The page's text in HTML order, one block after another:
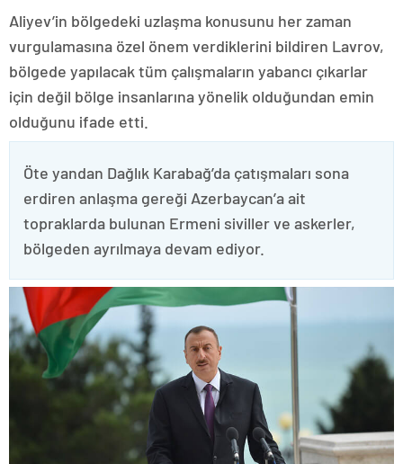
Aliyev’in bölgedeki uzlaşma konusunu her zaman
vurgulamasına özel önem verdiklerini bildiren Lavrov,
bölgede yapılacak tüm çalışmaların yabancı çıkarlar
için değil bölge insanlarına yönelik olduğundan emin
olduğunu ifade etti.
Öte yandan Dağlık Karabağ’da çatışmaları sona
erdiren anlaşma gereği Azerbaycan’a ait
topraklarda bulunan Ermeni siviller ve askerler,
bölgeden ayrılmaya devam ediyor.